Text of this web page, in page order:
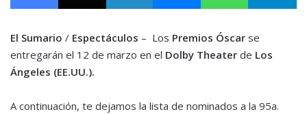
El Sumario / Espectáculos – Los Premios Óscar se
entregarán el 12 de marzo en el Dolby Theater de Los
Ángeles (EE.UU.).
A continuación, te dejamos la lista de nominados a la 95a.